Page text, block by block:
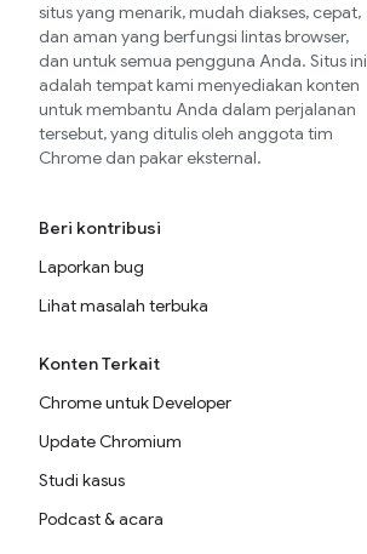
situs yang menarik, mudah diakses, cepat,
dan aman yang berfungsi lintas browser,
dan untuk semua pengguna Anda. Situs ini
adalah tempat kami menyediakan konten
untuk membantu Anda dalam perjalanan
tersebut, yang ditulis oleh anggota tim
Chrome dan pakar eksternal.
Beri kontribusi
Laporkan bug
Lihat masalah terbuka
Konten Terkait
Chrome untuk Developer
Update Chromium
Studi kasus
Podcast & acara